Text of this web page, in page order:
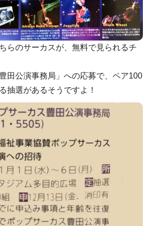
らのサーカスが、無料で見られるチ
田公演事務局」への応募で、ペア100
抽選があるそうですよ！